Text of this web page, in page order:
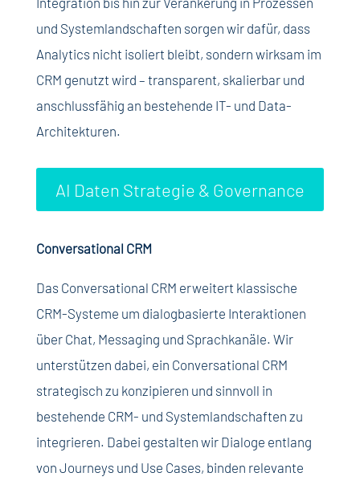
und Systemlandschaften sorgen wir dafür, dass
Analytics nicht isoliert bleibt, sondern wirksam im
CRM genutzt wird – transparent, skalierbar und
anschlussfähig an bestehende IT- und Data-
Architekturen.
AI Daten Strategie & Governance
Conversational CRM
Das Conversational CRM erweitert klassische
CRM-Systeme um dialogbasierte Interaktionen
über Chat, Messaging und Sprachkanäle. Wir
unterstützen dabei, ein Conversational CRM
strategisch zu konzipieren und sinnvoll in
bestehende CRM- und Systemlandschaften zu
integrieren. Dabei gestalten wir Dialoge entlang
von Journeys und Use Cases, binden relevante